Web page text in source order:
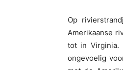
Op
Amerikaanse
tot in Virginia.
ongevoelig